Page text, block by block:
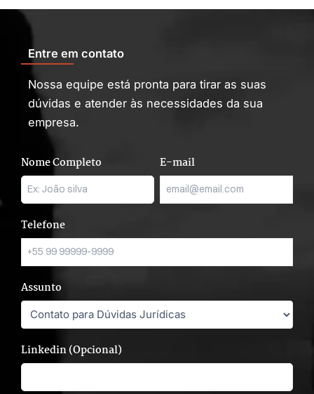
Entre em contato
Nossa equipe está pronta para tirar as suas
dúvidas e atender às necessidades da sua
empresa.
Nome Completo E-mail
Telefone
Assunto
Linkedin (Opcional)